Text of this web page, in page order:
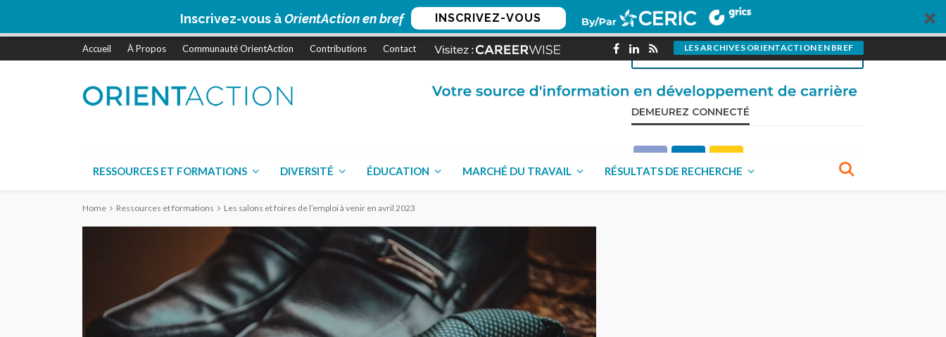
Inscrivez-vous àOrientAction en bref INSCRIVEZ-VOUS
Accueil À Propos Communauté OrientAction Contributions Contact LES ARCHIVES ORIENTACTION EN BREF
RESSOURCES ET FORMATIONS DIVERSITÉ ÉDUCATION MARCHÉ DU TRAVAIL RÉSULTATS DE RECHERCHE
Home Ressources et formations Les salons et foires de l’emploi à venir en avril 2023
pour OrientAction?
VISITEZ NOTRE PAGE CONTRIBUTIONS
DEMEUREZ CONNECTÉ